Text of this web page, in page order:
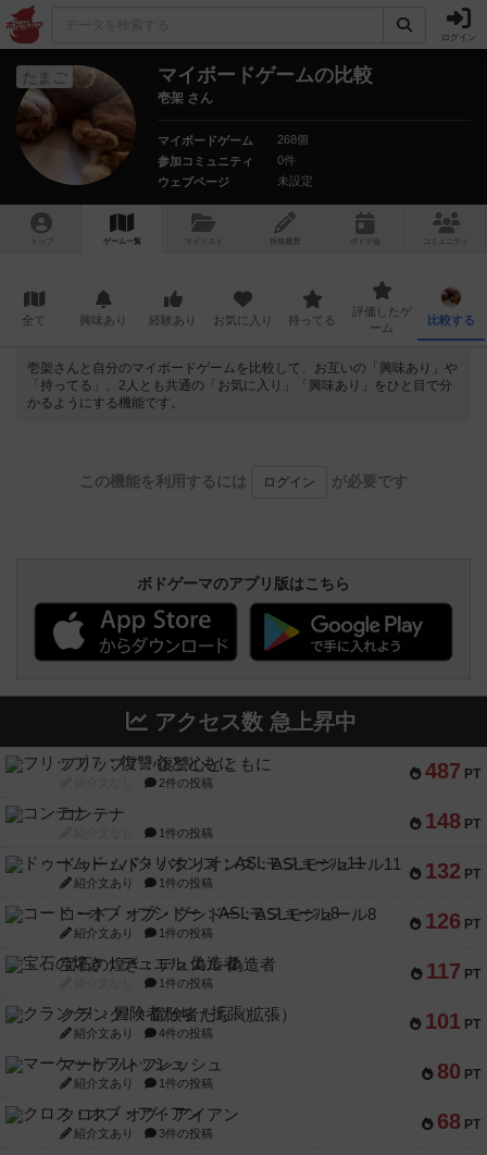
ログイン
たまご マイボードゲームの比較
壱架 さん
マイボードゲーム
268個
参加コミュニティ
0件
ウェブページ
未設定
トップ ゲーム一覧 マイリスト 投稿履歴 ボ ドゲ コミュニティ
全て 興味あり 経験あり お気に入り 持ってる
評価したゲ
ーム
比較する
壱架さんと自分のマイボードゲームを比較して、お互いの「興味あり」や
「持ってる」、2人とも共通の「お気に入り」「興味あり」をひと目で分
かるようにする機能です。
この機能を利用するには ログイン が必要です
ボドゲーマのアプリ版はこちら
アクセス数 急上昇中
487 PT
フリップ７：復讐心とともに
2件の投稿
148 PT
コンテナ
1件の投稿
132 PT
ドゥームド・バタリオンズ：ASLモジュール11
紹介文あり 1件の投稿
126 PT
コード・オブ・ブシドー：ASLモジュール8
紹介文あり 1件の投稿
117 PT
宝石の煌き：デュエル 偽造者
1件の投稿
101 PT
クランク! ：冒険者たち（拡張）
紹介文あり 4件の投稿
80 PT
マーケットフレッシュ
紹介文あり 1件の投稿
68 PT
クロス・オブ・アイアン
紹介文あり 3件の投稿